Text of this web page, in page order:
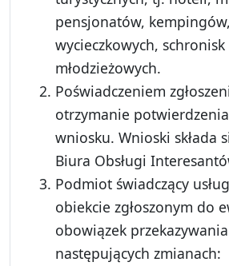
pensjonatów,
wycieczkowych, schronisk
młodzieżowych.
Poświadczeniem
otrzymanie
wniosku. Wnioski składa
Biura Obsługi
Podmiot świadczący
obiekcie zgłoszonym do
obowiązek
następujących zmianach: